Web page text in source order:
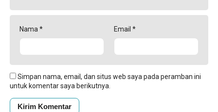
Nama * Email *
Simpan nama, email, dan situs web saya pada peramban ini
untuk komentar saya berikutnya.